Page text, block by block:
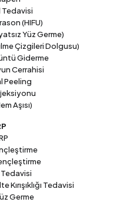
Tedavisi
(HIFU)
Yüz Germe)
Çizgileri Dolgusu)
Giderme
Cerrahisi
Peeling
Aşısı)
Tedavisi
Kırışıklığı Tedavisi
Germe